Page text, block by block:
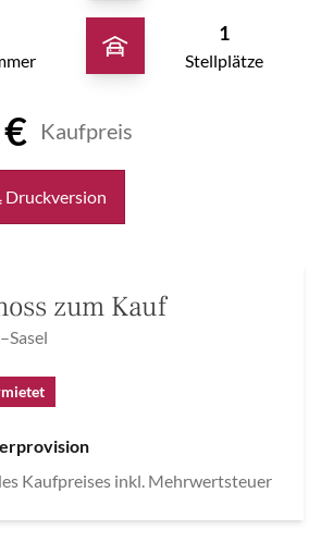
1
Stellplätze
Kaufpreis
Druckversion
zum Kauf
Kaufpreises inkl. Mehrwertsteuer